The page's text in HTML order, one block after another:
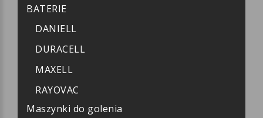
BATERIE
DANIELL
DURACELL
MAXELL
RAYOVAC
Maszynki do golenia